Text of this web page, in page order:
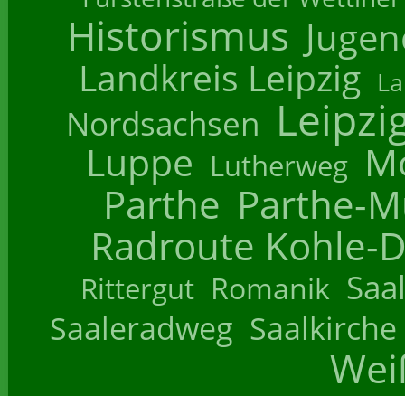
Historismus
Landkreis Leipzig
Nordsachsen
Luppe Lutherweg
Parthe Parthe-
Radroute Kohle-
Rittergut Romanik
Saaleradweg Saalkirche